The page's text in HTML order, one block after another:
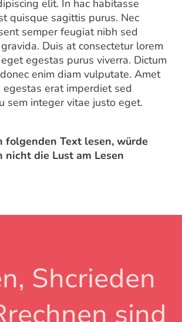
elit. In hac habitasse
quisque sagittis purus. Nec
semper feugiat nibh sed
Duis at consectetur lorem
egestas purus viverra. Dictum
enim diam vulputate. Amet
erat imperdiet sed
sem integer vitae justo eget.
folgenden Text lesen, würde
nicht die Lust am Lesen
Shcrieden
sind